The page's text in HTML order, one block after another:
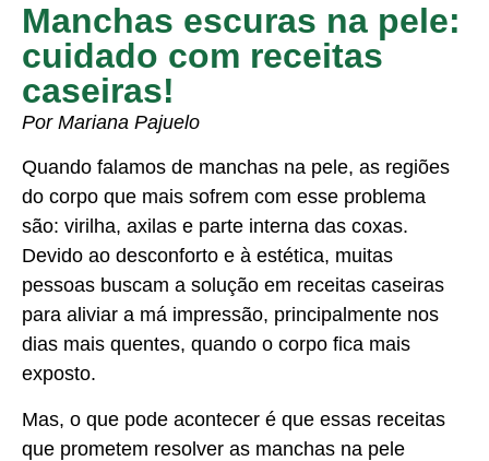
Manchas escuras na pele:
cuidado com receitas
caseiras!
Por Mariana Pajuelo
Quando falamos de manchas na pele, as regiões
do corpo que mais sofrem com esse problema
são: virilha, axilas e parte interna das coxas.
Devido ao desconforto e à estética, muitas
pessoas buscam a solução em receitas caseiras
para aliviar a má impressão, principalmente nos
dias mais quentes, quando o corpo fica mais
exposto.
Mas, o que pode acontecer é que essas receitas
que prometem resolver as manchas na pele